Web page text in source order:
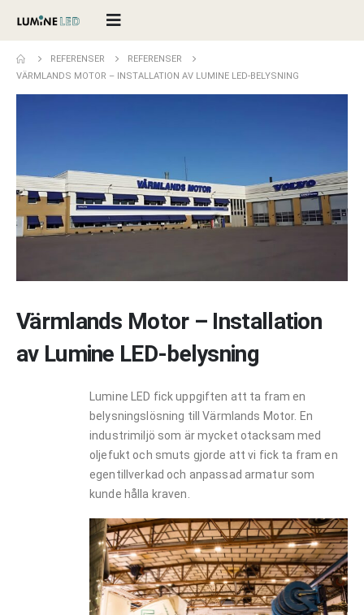
REFERENSER
REFERENSER
VÄRMLANDS MOTOR – INSTALLATION AV LUMINE LED-BELYSNING
Värmlands Motor – Installation
av Lumine LED-belysning
Lumine LED fick uppgiften att ta fram en
belysningslösning till Värmlands Motor. En
industrimiljö som är mycket otacksam med
oljefukt och smuts gjorde att vi fick ta fram en
egentillverkad och anpassad armatur som
kunde hålla kraven.